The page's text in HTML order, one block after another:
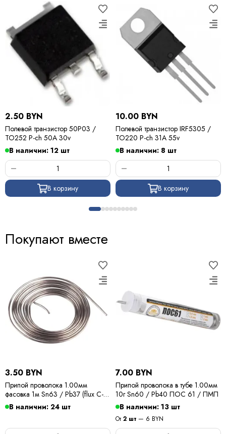
2.50 BYN
Полевой транзистор 50P03 /
TO252 P-ch 50A 30v
В наличии: 12 шт
В корзину
10.00 BYN
Полевой транзистор IRF5305 /
TO220 P-ch 31A 55v
В наличии: 8 шт
В корзину
Покупают вместе
3.50 BYN
Припой проволока 1.00мм
фасовка 1м Sn63 / Pb37 (flux C-6)
ПОС 63 / Kewei
В наличии: 24 шт
7.00 BYN
Припой проволока в тубе 1.00мм
10г Sn60 / Pb40 ПОС 61 / ПМП
В наличии: 13 шт
От2 шт — 6 BYN